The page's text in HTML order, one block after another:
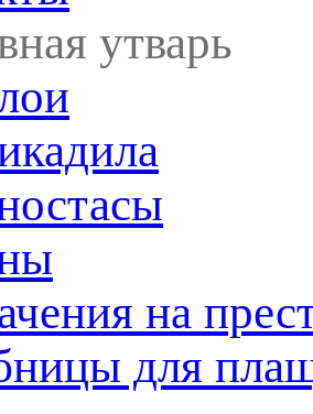
утварь
на
для